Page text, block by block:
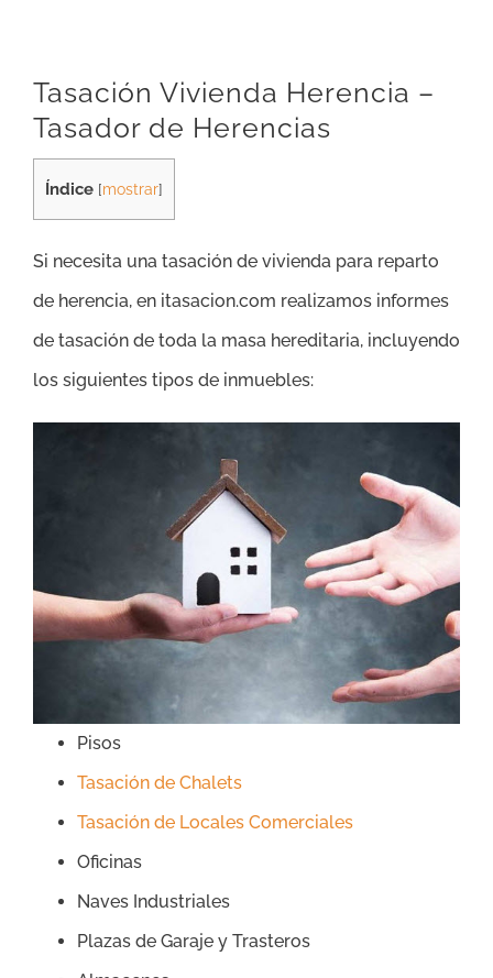
Tasación Vivienda Herencia –
Tasador de Herencias
Índice [mostrar]
Si necesita una tasación de vivienda para reparto
de herencia, en itasacion.com realizamos informes
de tasación de toda la masa hereditaria, incluyendo
los siguientes tipos de inmuebles:
Pisos
Tasación de Chalets
Tasación de Locales Comerciales
Oficinas
Naves Industriales
Plazas de Garaje y Trasteros